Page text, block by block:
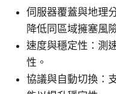
伺服器覆蓋與地理
降低同區域擁塞風
速度與穩定性：測
性。
協議與自動切換：